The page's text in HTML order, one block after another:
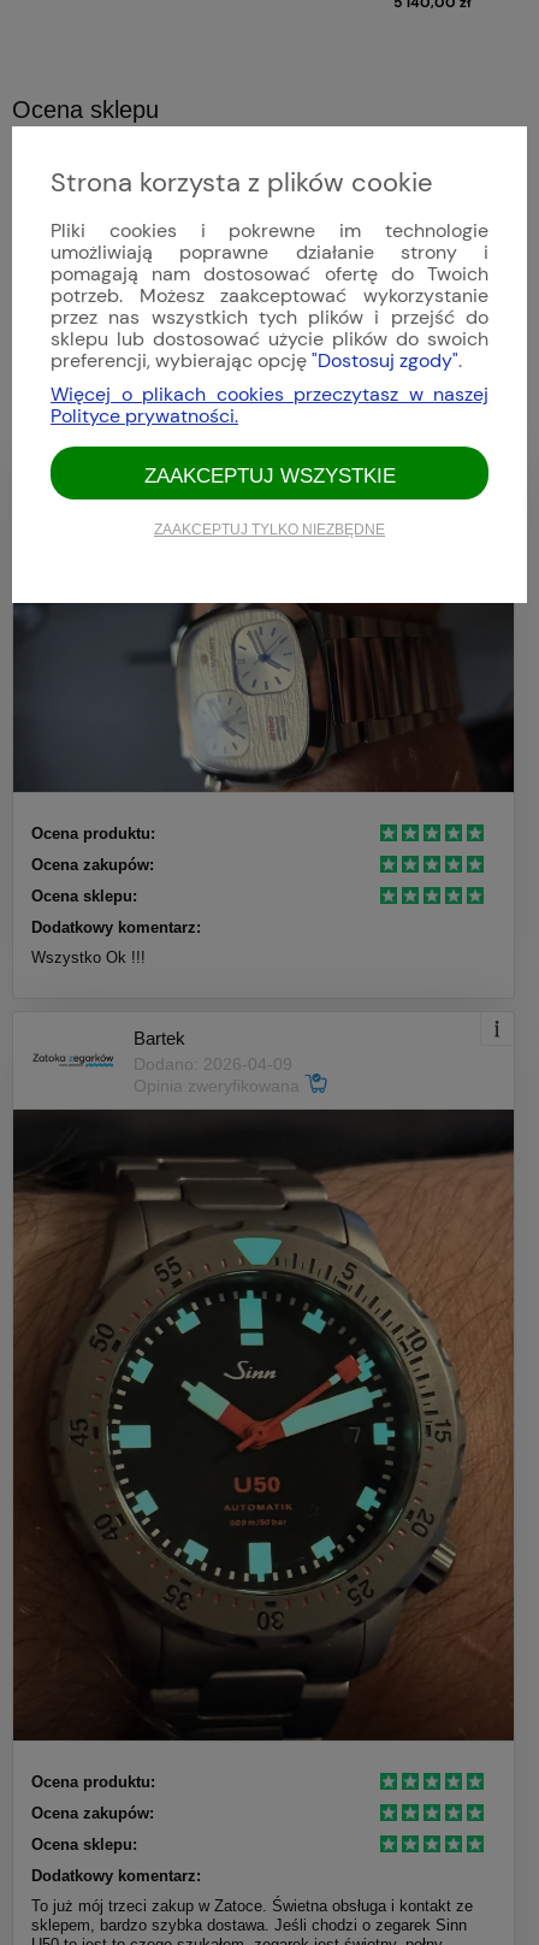
Ocena sklepu
4.9
są wystawione przez zweryfikowanych
klientów, którzy dokonali zakupu w sklepie.
5
4
3
2
1
Tom
Opinia zweryfikowana
Ocena produktu:
Ocena zakupów:
Ocena sklepu:
Dodatkowy komentarz:
Wszystko Ok !!!
Bartek
Dodano: 2026-04-09
Opinia zweryfikowana
Ocena produktu:
Ocena zakupów:
Ocena sklepu:
Dodatkowy komentarz:
To już mój trzeci zakup w Zatoce. Świetna obsługa i kontakt ze
sklepem, bardzo szybka dostawa. Jeśli chodzi o zegarek Sinn
Strona korzysta z plików cookie
Pliki cookies i pokrewne im technologie
umożliwiają poprawne działanie strony i
pomagają nam dostosować ofertę do Twoich
potrzeb. Możesz zaakceptować wykorzystanie
przez nas wszystkich tych plików i przejść do
sklepu lub dostosować użycie plików do swoich
preferencji, wybierając opcję"Dostosuj zgody".
Więcej o plikach cookies przeczytasz w naszej
Polityce prywatności.
ZAAKCEPTUJ TYLKO NIEZBĘDNE
ZAAKCEPTUJ WSZYSTKIE